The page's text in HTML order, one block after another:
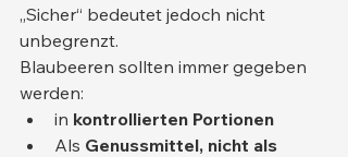
„Sicher“ bedeutet jedoch nicht
unbegrenzt.
Blaubeeren sollten immer gegeben
werden:
in kontrollierten Portionen
Als Genussmittel, nicht als